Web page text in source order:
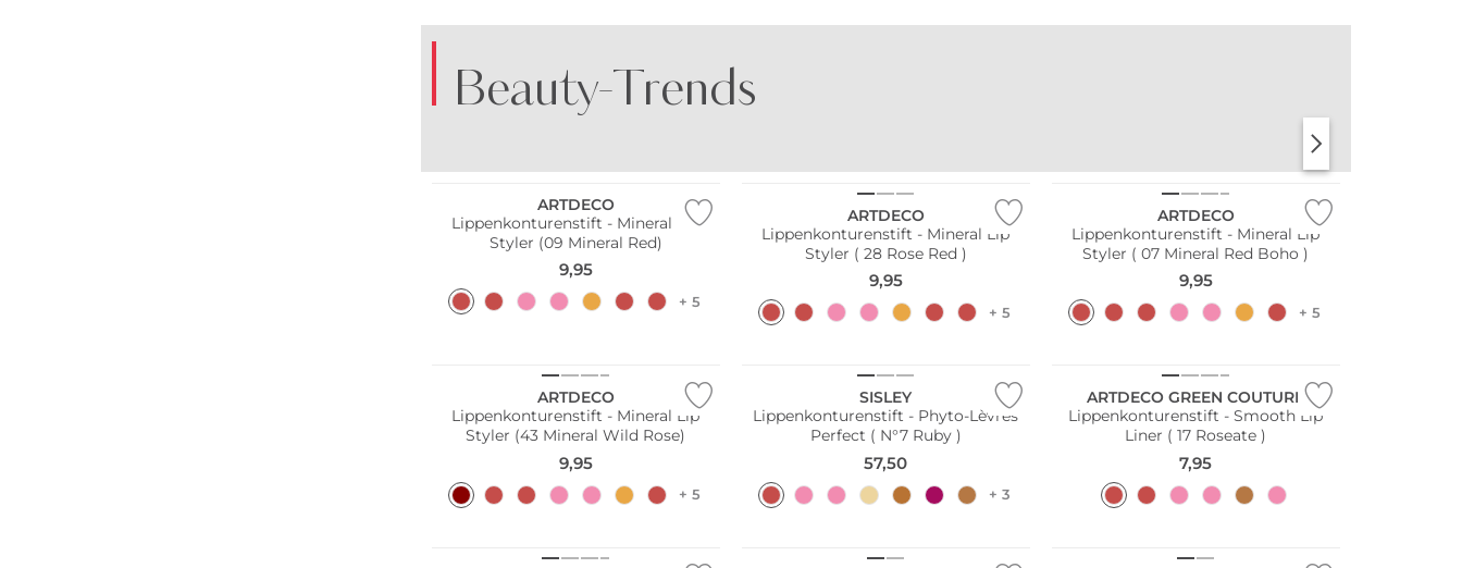
Beauty-Trends
AMALFI
KOPENHAGEN
SANTORINI
PARIS
ARTDECO
Lippenkonturenstift - Mineral Lip
Styler (09 Mineral Red)
9,95
+ 5
ARTDECO
Lippenkonturenstift - Mineral Lip
Styler ( 28 Rose Red )
9,95
+ 5
ARTDECO
Lippenkonturenstift - Mineral Lip
Styler ( 07 Mineral Red Boho )
9,95
+ 5
ARTDECO
Lippenkonturenstift - Mineral Lip
Styler (43 Mineral Wild Rose)
9,95
+ 5
SISLEY
Lippenkonturenstift - Phyto-Lèvres
Perfect ( N°7 Ruby )
57,50
+ 3
ARTDECO GREEN COUTURE
Lippenkonturenstift - Smooth Lip
Liner ( 17 Roseate )
7,95